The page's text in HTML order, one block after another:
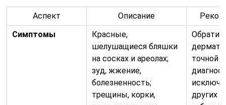
Аспект Описание
Симптомы
Красные,
шелушащиеся бляшки
на сосках и ареолах;
зуд, жжение,
болезненность;
трещины, корки,
точной
других